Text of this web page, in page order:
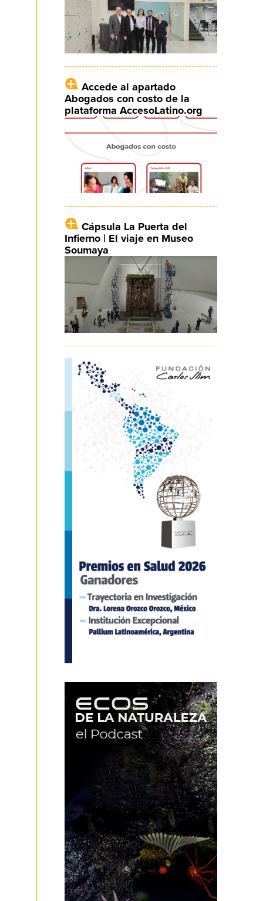
Accede al apartado
Abogados con costo de la
plataforma AccesoLatino.org
Cápsula La Puerta del
Infierno | El viaje en Museo
Soumaya